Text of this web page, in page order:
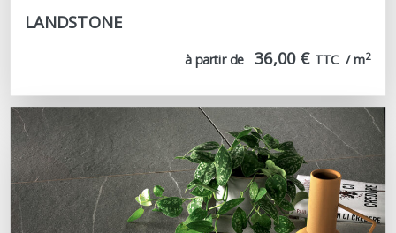
LANDSTONE
à partir de 36,00 € TTC  / m2